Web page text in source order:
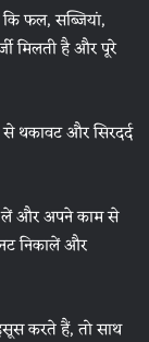
फल, सब्जियां,
मिलती है और पूरे
से थकावट और सिरदर्द
लें और अपने काम से
निकालें और
करते हैं, तो साथ